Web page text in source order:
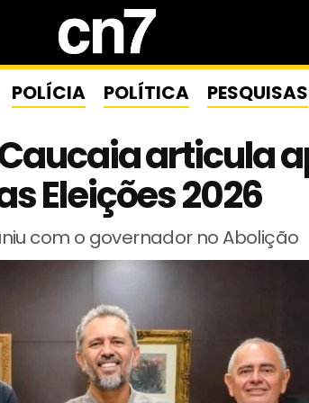
POLÍCIA POLÍTICA PESQUISAS
articula
Eleições 2026
com o governador no Abolição